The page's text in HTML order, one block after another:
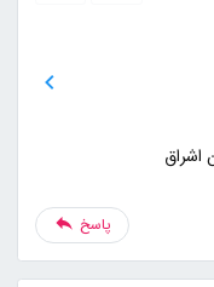
پاسخ